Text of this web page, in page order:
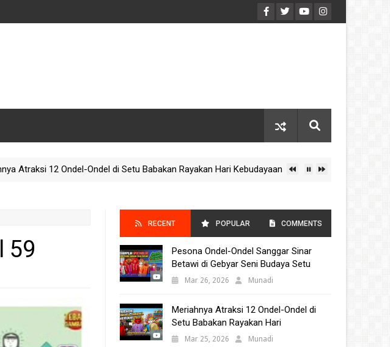
Ondel-Ondel di Setu Babakan Rayakan Hari Kebudayaan Nasional 2025
59
RECENT POPULAR
POSTS
COMMENTS
Pesona Ondel-Ondel Sanggar Sinar
Betawi di Gebyar Seni Budaya Setu
Babakan 2025
Mar 26, 2026 Munadi
Meriahnya Atraksi 12 Ondel-Ondel di
Setu Babakan Rayakan Hari
Kebudayaan Nasional 2025
Mar 25, 2026 Munadi